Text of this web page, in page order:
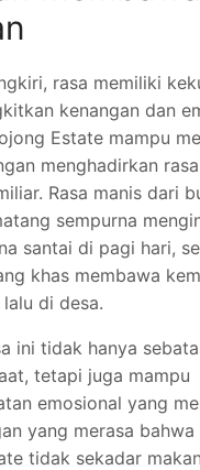
rasa memiliki
kenangan dan
Estate mampu
menghadirkan
Rasa manis dari
sempurna
santai di pagi hari,
khas membawa
di desa.
ini tidak hanya
tetapi juga mampu
emosional yang
yang merasa
tidak sekadar